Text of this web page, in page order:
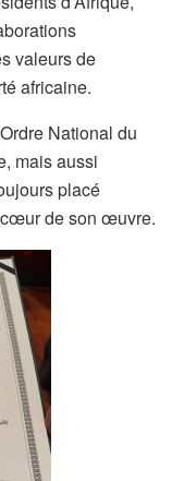
valeurs de
africaine.
National du
mais aussi
placé
cœur de son œuvre.